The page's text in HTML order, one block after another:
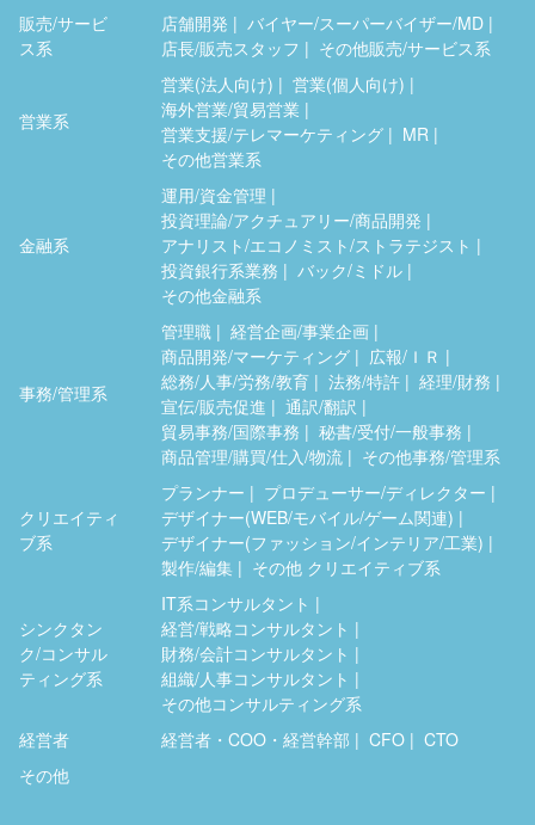
販売/サービ
ス系
店舗開発
バイヤー/スーパーバイザー/MD
店長/販売スタッフ
その他販売/サービス系
営業系
営業(法人向け)
営業(個人向け)
海外営業/貿易営業
営業支援/テレマーケティング
MR
その他営業系
金融系
運用/資金管理
投資理論/アクチュアリー/商品開発
アナリスト/エコノミスト/ストラテジスト
投資銀行系業務
バック/ミドル
その他金融系
事務/管理系
管理職
経営企画/事業企画
商品開発/マーケティング
広報/ＩＲ
総務/人事/労務/教育
法務/特許
経理/財務
宣伝/販売促進
通訳/翻訳
貿易事務/国際事務
秘書/受付/一般事務
商品管理/購買/仕入/物流
その他事務/管理系
クリエイティ
ブ系
プランナー
プロデューサー/ディレクター
デザイナー(WEB/モバイル/ゲーム関連)
デザイナー(ファッション/インテリア/工業)
製作/編集
その他 クリエイティブ系
シンクタン
ク/コンサル
ティング系
IT系コンサルタント
経営/戦略コンサルタント
財務/会計コンサルタント
組織/人事コンサルタント
その他コンサルティング系
経営者
経営者・COO・経営幹部 CFO
CTO
その他